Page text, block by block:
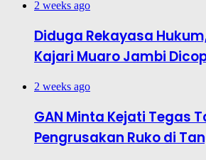
2 weeks ago
Diduga Rekayasa
Kajari Muaro Jambi
2 weeks ago
GAN Minta Kejati Tegas
Pengrusakan Ruko di